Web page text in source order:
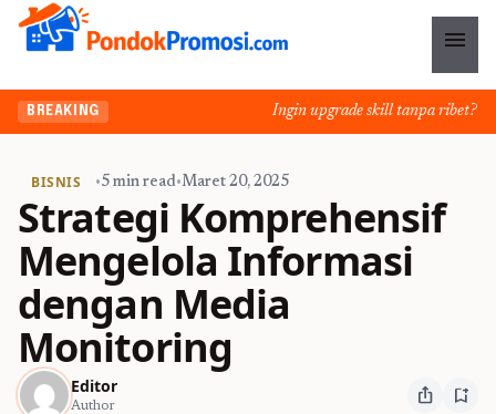
menu
BREAKING Ingin upgrade skill tanpa ribet?
BISNIS •5 min read•Maret 20, 2025
Strategi Komprehensif
Mengelola Informasi
dengan Media
Monitoring
Editor
Author ios_share bookmark_add